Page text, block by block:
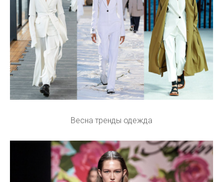
Весна тренды одежда